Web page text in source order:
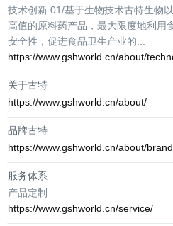
技术创新 01/基于生物技术古特生物
高值的原料药产品，最大限度地利用
安全性，促进食品卫生产业的...
https://www.gshworld.cn/about/
关于古特
https://www.gshworld.cn/about/
品牌古特
https://www.gshworld.cn/about/
服务体系
产品定制
https://www.gshworld.cn/service/